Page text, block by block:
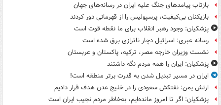
بازتاب پیامدهای جنگ علیه ایران در رسانه‌های جهان
بازیکنان بی‌کیفیت، پرسپولیس را از قهرمانی دور کردند
پزشکیان: وجود رهبر انقلاب برای ما نقطه قوت است
رسانه عبری: اسرائیل دچار ناترازی برق شده است
نشست وزیران خارجه مصر، ترکیه، پاکستان و عربستان
پزشکیان: ایران را همه مردم نگه داشتند
ایران در مسیر تبدیل شدن به قدرت برتر منطقه است!
ارتش یمن: نفتکش سعودی را در خلیج عدن هدف قرار دادیم
پزشکیان: اگر تا امروز مانده‌ایم، به‌خاطر مردم نجیب ایران است